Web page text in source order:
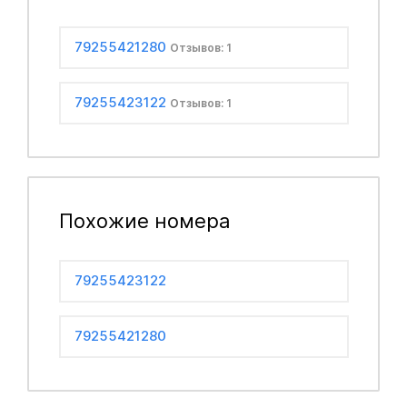
79255421280 Отзывов: 1
79255423122 Отзывов: 1
Похожие номера
79255423122
79255421280